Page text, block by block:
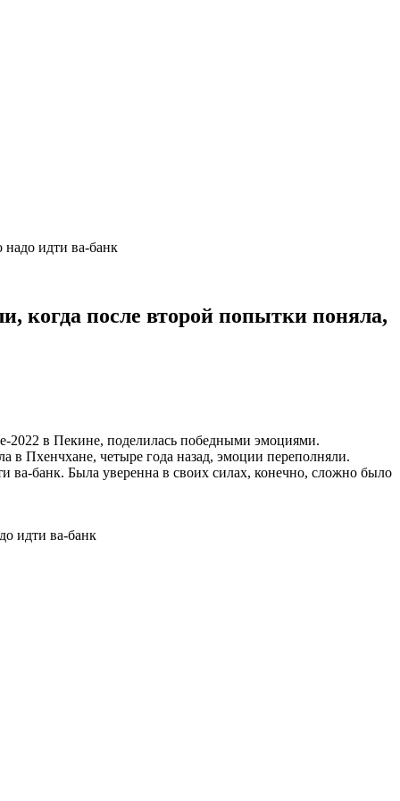
идти ва-банк
когда после второй попытки поняла,
2022 в Пекине, поделилась победными эмоциями.
в Пхенчхане, четыре года назад, эмоции переполняли.
банк. Была уверенна в своих силах, конечно, сложно было